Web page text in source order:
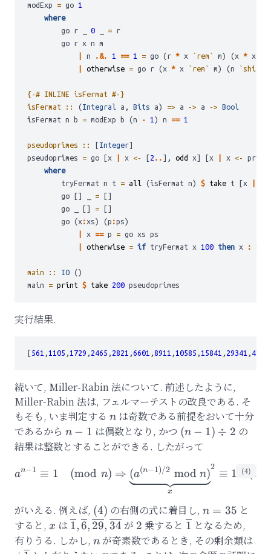
modExp = go 1
where
        go r _
0 = r
        go r x n m
n .&. 1 == 1 = go (r * x `rem` m) (x * x
otherwise = go r (x * x `rem` m) (n
{-# INLINE isFermat #-}
isFermat ::
(Integral a, Bits a) => a -> a -> Bool
isFermat n b = modExp b (n - 1 ) n == 1
pseudoprimes :: [Integer]
pseudoprimes = go [x x <- [2 .. ], odd x] [x x <-
where
        tryFermat n t
= all (isFermat n) $ take t [x
        go [] _
= []
        go _ []
= []
        go (x
:xs) (p :ps)
x == p = go xs ps
otherwise = if tryFermat x 100 then x : go
main :: IO ()
main = print $ take 200 pseudoprimes
実行結果.
[561 ,1105 ,1729 , 2465 , 2821 ,6601 ,8911 ,10585 ,15841 , 29341 ,
続いて, Miller-Rabin 法について. 前述したように,
Miller-Rabin 法は, フェルマーテストの改良である. そ
もそも, いま判定する n
n は奇数である前提をおいて十分
であるから n-
1
n − 1 は偶数となり, かつ (n-
1)
2
(n − 1) ÷ 2 の
結果は整数とすることができる. したがって
\displaystyle a^{n-
an−1 ≡ 1 (mod n) ⇒
x
(a(n−1)/2 mod n)
2
≡ 1 (
(4)
がいえる. 例えば, (4)
(4) の右側の式に着目し, n=35
n = 35 と
すると, x
x は 1,6, 29, 34 が 2
2 乗すると \overline{1}
1 となるため,
有りうる. しかし, n
n が奇素数であるとき, その剰余類は